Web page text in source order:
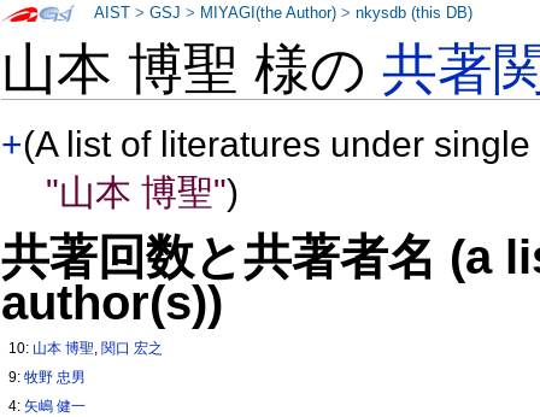
山本 博聖 様の共著
+(A list of literatures under
"山本 博聖")
共著回数と共著者名 (a
author(s))
10: 山本 博聖, 関口 宏之
9:牧野 忠男
4:矢嶋 健一
AIST >GSJ > MIYAGI(the Author) >nkysdb (this DB)